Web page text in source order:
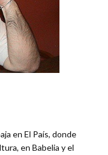
en El País, donde
en Babelia y el